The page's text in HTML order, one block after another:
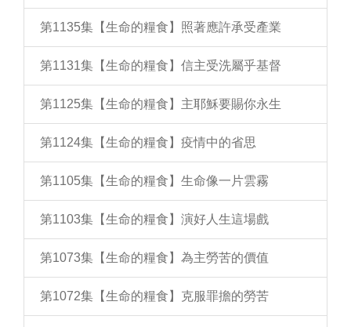
第1135集【生命的糧食】照著應許承受產業
第1131集【生命的糧食】信主受洗屬乎基督
第1125集【生命的糧食】主耶穌要賜你永生
第1124集【生命的糧食】疫情中的省思
第1105集【生命的糧食】生命像一片雲霧
第1103集【生命的糧食】演好人生這場戲
第1073集【生命的糧食】為主勞苦的價值
第1072集【生命的糧食】克服罪擔的勞苦